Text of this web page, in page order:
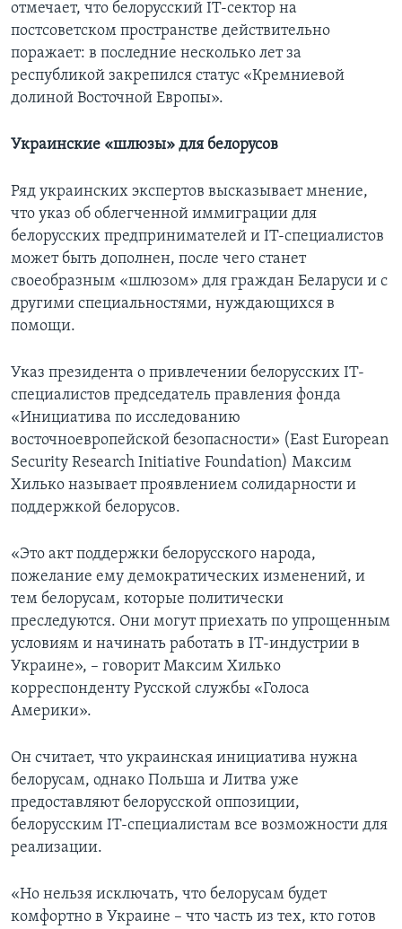
отмечает, что белорусский IT-сектор на
постсоветском пространстве действительно
поражает: в последние несколько лет за
республикой закрепился статус «Кремниевой
долиной Восточной Европы».
Украинские «шлюзы» для белорусов
Ряд украинских экспертов высказывает мнение,
что указ об облегченной иммиграции для
белорусских предпринимателей и IT-специалистов
может быть дополнен, после чего станет
своеобразным «шлюзом» для граждан Беларуси и с
другими специальностями, нуждающихся в
помощи.
Указ президента о привлечении белорусских IT-
специалистов председатель правления фонда
«Инициатива по исследованию
восточноевропейской безопасности» (East European
Security Research Initiative Foundation) Максим
Хилько называет проявлением солидарности и
поддержкой белорусов.
«Это акт поддержки белорусского народа,
пожелание ему демократических изменений, и
тем белорусам, которые политически
преследуются. Они могут приехать по упрощенным
условиям и начинать работать в IT-индустрии в
Украине», – говорит Максим Хилько
корреспонденту Русской службы «Голоса
Америки».
Он считает, что украинская инициатива нужна
белорусам, однако Польша и Литва уже
предоставляют белорусской оппозиции,
белорусским IT-специалистам все возможности для
реализации.
«Но нельзя исключать, что белорусам будет
комфортно в Украине – что часть из тех, кто готов